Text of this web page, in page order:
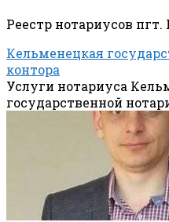
Реестр нотариусов
Кельменецкая
контора
Услуги нотариуса
государственной